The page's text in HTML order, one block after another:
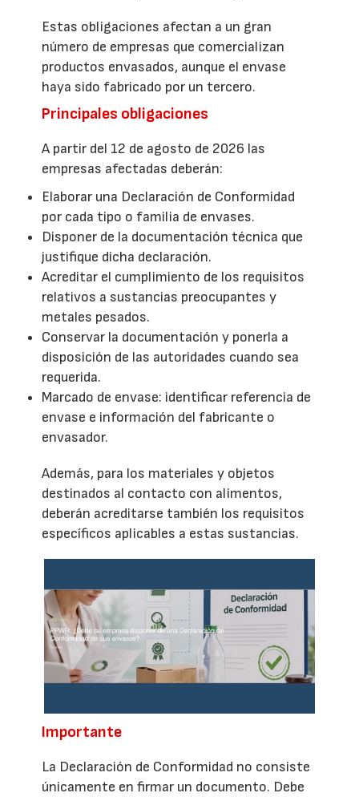
Estas obligaciones afectan a un gran
número de empresas que comercializan
productos envasados, aunque el envase
haya sido fabricado por un tercero.
Principales obligaciones
A partir del 12 de agosto de 2026 las
empresas afectadas deberán:
Elaborar una Declaración de Conformidad
por cada tipo o familia de envases.
Disponer de la documentación técnica que
justifique dicha declaración.
Acreditar el cumplimiento de los requisitos
relativos a sustancias preocupantes y
metales pesados.
Conservar la documentación y ponerla a
disposición de las autoridades cuando sea
requerida.
Marcado de envase: identificar referencia de
envase e información del fabricante o
envasador.
Además, para los materiales y objetos
destinados al contacto con alimentos,
deberán acreditarse también los requisitos
específicos aplicables a estas sustancias.
Importante
La Declaración de Conformidad no consiste
únicamente en firmar un documento. Debe